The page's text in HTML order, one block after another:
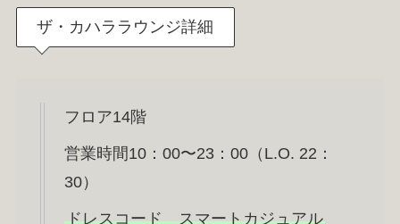
ザ・カハララウンジ詳細
フロア14階
営業時間10：00〜23：00（L.O. 22：
30）
ドレスコード スマートカジュアル